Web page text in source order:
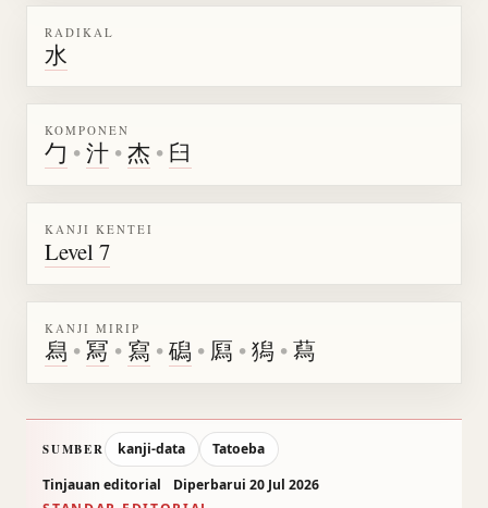
RADIKAL
水
KOMPONEN
勹 •汁 •杰 • 臼
KANJI KENTEI
Level 7
KANJI MIRIP
舄 •冩 • 寫 •磶 • 㕐 •獡 •蕮
SUMBER kanji-data
Tatoeba
Tinjauan editorial
Diperbarui 20 Jul 2026